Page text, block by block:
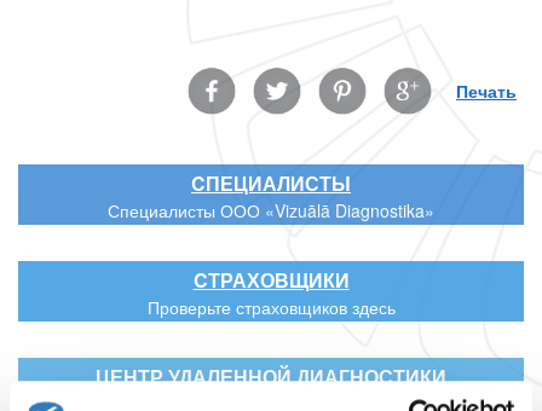
FacebookTwitter Pinterest Google Печать
CПЕЦИАЛИСТЫ
Специалисты ООО «Vizuālā Diagnostika»
CТРАХОВЩИКИ
Проверьте страховщиков здесь
ЦЕНТР УДАЛЕННОЙ ДИАГНОСТИКИ